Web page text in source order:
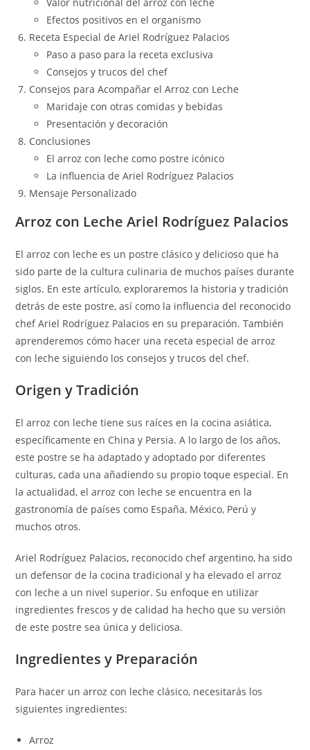
Efectos positivos en el organismo
Receta Especial de Ariel Rodríguez Palacios
Paso a paso para la receta exclusiva
Consejos y trucos del chef
Consejos para Acompañar el Arroz con Leche
Maridaje con otras comidas y bebidas
Presentación y decoración
Conclusiones
El arroz con leche como postre icónico
La influencia de Ariel Rodríguez Palacios
Mensaje Personalizado
Arroz con Leche Ariel Rodríguez Palacios
El arroz con leche es un postre clásico y delicioso que ha
sido parte de la cultura culinaria de muchos países durante
siglos. En este artículo, exploraremos la historia y tradición
detrás de este postre, así como la influencia del reconocido
chef Ariel Rodríguez Palacios en su preparación. También
aprenderemos cómo hacer una receta especial de arroz
con leche siguiendo los consejos y trucos del chef.
Origen y Tradición
El arroz con leche tiene sus raíces en la cocina asiática,
específicamente en China y Persia. A lo largo de los años,
este postre se ha adaptado y adoptado por diferentes
culturas, cada una añadiendo su propio toque especial. En
la actualidad, el arroz con leche se encuentra en la
gastronomía de países como España, México, Perú y
muchos otros.
Ariel Rodríguez Palacios, reconocido chef argentino, ha sido
un defensor de la cocina tradicional y ha elevado el arroz
con leche a un nivel superior. Su enfoque en utilizar
ingredientes frescos y de calidad ha hecho que su versión
de este postre sea única y deliciosa.
Ingredientes y Preparación
Para hacer un arroz con leche clásico, necesitarás los
siguientes ingredientes:
Arroz